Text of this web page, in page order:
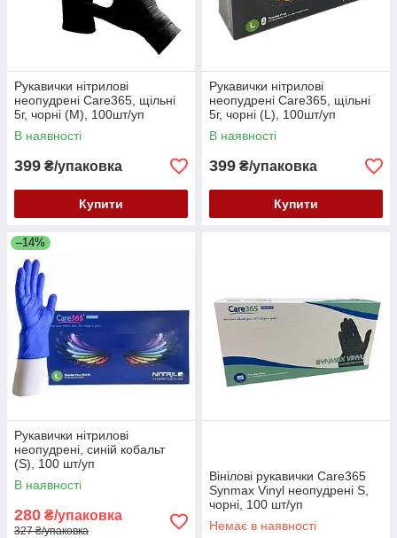
Рукавички нітрилові
неопудрені Care365, щільні
5г, чорні (M), 100шт/уп
В наявності
399 ₴/упаковка
Купити
Рукавички нітрилові
неопудрені Care365, щільні
5г, чорні (L), 100шт/уп
В наявності
399 ₴/упаковка
Купити
–14%
Рукавички нітрилові
неопудрені, синій кобальт
(S), 100 шт/уп
В наявності
280 ₴/упаковка
327 ₴/упаковка
Вінілові рукавички Care365
Synmax Vinyl неопудрені S,
чорні, 100 шт/уп
Немає в наявності